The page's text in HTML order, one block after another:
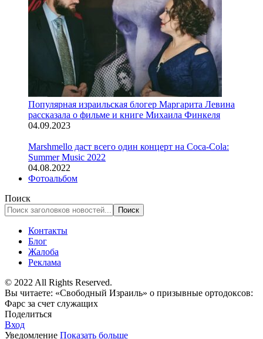
Популярная израильская блогер Маргарита Левина
рассказала о фильме и книге Михаила Финкеля
04.09.2023
Marshmello даст всего один концерт на Coca-Cola:
Summer Music 2022
04.08.2022
Фотоальбом
Поиск
Контакты
Блог
Жалоба
Реклама
© 2022 All Rights Reserved.
Вы читаете: «Свободный Израиль» о призывные ортодоксов:
Фарс за счет служащих
Поделиться
Вход
Уведомление Показать больше